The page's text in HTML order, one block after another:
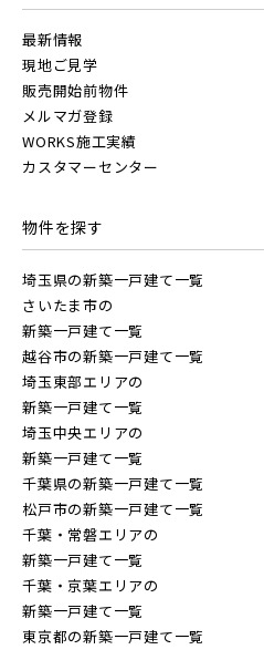
JR常磐線 [上野～仙台]
JR中央・総武線 [各駅停
JR総武線 [快速]
JR成田線 [我孫子～成田]
JR中央線
東武鉄道
ジェクト始動!!◆京成押上線「京
地図内の物件アイコンを
クリックすると
物件概要が表示されます
販売
千葉県船橋市
市川市(5)
八千代市(1)
白井市(0)
千葉・常磐エリア(15)
守谷市(0) 松戸市(4)
柏市(3)
東京都(7)
練馬区(2)
江戸川区(1)
東久留
最新情報
現地ご見学
販売開始前物件
メルマガ登録
WORKS施工実績
カスタマーセンター
物件を探す
埼玉県の新築一戸建て一覧
さいたま市の
新築一戸建て一覧
越谷市の新築一戸建て一覧
埼玉東部エリアの
新築一戸建て一覧
埼玉中央エリアの
新築一戸建て一覧
千葉県の新築一戸建て一覧
松戸市の新築一戸建て一覧
千葉・常磐エリアの
新築一戸建て一覧
千葉・京葉エリアの
新築一戸建て一覧
東京都の新築一戸建て一覧